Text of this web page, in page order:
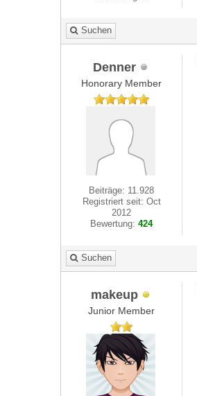
Suchen
Denner
Honorary Member
Beiträge: 11.928
Registriert seit: Oct
2012
Bewertung:424
Suchen
makeup
Junior Member